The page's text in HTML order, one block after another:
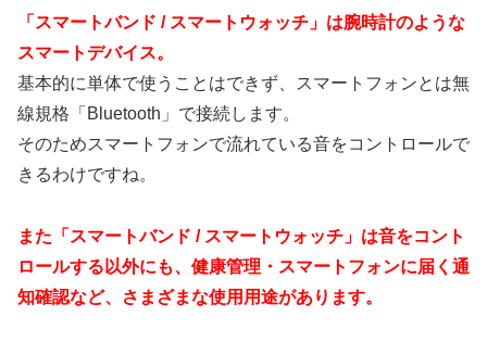
「スマートバンド / スマートウォッチ」は腕時計のような
スマートデバイス。
基本的に単体で使うことはできず、スマートフォンとは無
線規格「Bluetooth」で接続します。
そのためスマートフォンで流れている音をコントロールで
きるわけですね。
また「スマートバンド / スマートウォッチ」は音をコント
ロールする以外にも、健康管理・スマートフォンに届く通
知確認など、さまざまな使用用途があります。